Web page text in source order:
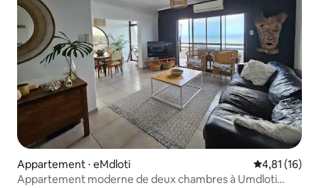
Appartement ⋅ eMdloti Évaluation
4,81 (16)
Appartement moderne de deux chambres à Umdloti